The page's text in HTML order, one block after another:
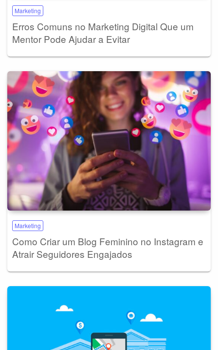
Marketing
Erros Comuns no Marketing Digital Que um
Mentor Pode Ajudar a Evitar
Marketing
Como Criar um Blog Feminino no Instagram e
Atrair Seguidores Engajados